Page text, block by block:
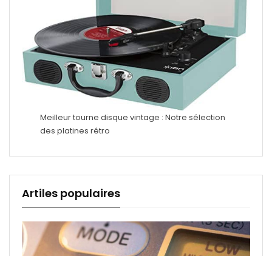
Meilleur tourne disque vintage : Notre sélection
des platines rétro
Artiles populaires